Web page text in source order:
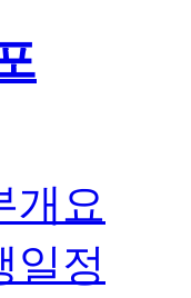
개요
일정